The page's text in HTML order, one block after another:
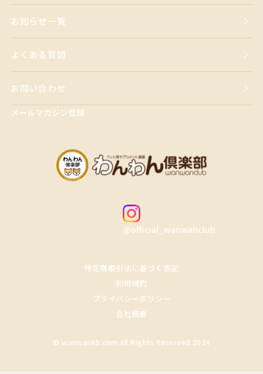
お知らせ一覧
よくある質問
お問い合わせ
メールマガジン登録
@official_wanwanclub
特定商取引法に基づく表記
利用規約
プライバシーポリシー
会社概要
© wanwankb.com All Rights Reserved 2024